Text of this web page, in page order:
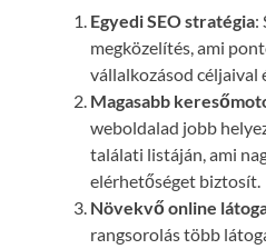
Egyedi SEO stratégia:
megközelítés, ami
vállalkozásod céljaival
Magasabb
weboldalad jobb
találati listáján, ami
elérhetőséget biztosít.
Növekvő online
rangsorolás több